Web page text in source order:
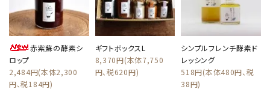
赤紫蘇の酵素シ
ロップ
2,484円(本体2,300
円、税184円)
ギフトボックスL
8,370円(本体7,750
円、税620円)
シンプルフレンチ酵素ド
レッシング
518円(本体480円、税
38円)